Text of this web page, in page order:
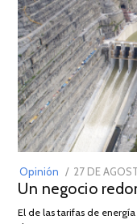
Opinión
POSTED
ON
27 DE
Un negocio
El de las tarifas de